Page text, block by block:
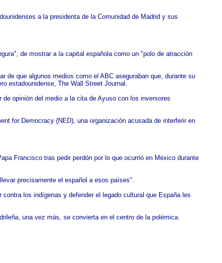
a la presidenta de la Comunidad de Madrid y sus
de mostrar a la capital española como un "polo de atracción
de que algunos medios como el ABC aseguraban que, durante su
estadounidense, The Wall Street Journal.
opinión del medio a la cita de Ayuso con los inversores
for Democracy (NED), una organización acusada de interferir en
Francisco tras pedir perdón por lo que ocurrió en México durante
precisamente el español a esos países".
los indígenas y defender el legado cultural que España les
una vez más, se convierta en el centro de la polémica.